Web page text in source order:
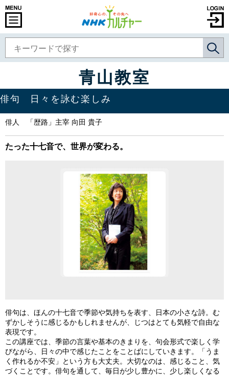
青山教室
俳句 日々を詠む楽しみ
俳人 「歴路」主宰 向田 貴子
たった十七音で、世界が変わる。
俳句は、ほんの十七音で季節や気持ちを表す、日本の小さな詩。む
ずかしそうに感じるかもしれませんが、じつはとても気軽で自由な
表現です。
この講座では、季節の言葉や基本のきまりを、句会形式で楽しく学
びながら、日々の中で感じたことをことばにしていきます。「うま
く作れるか不安」という方も大丈夫。大切なのは、感じること、気
づくことです。俳句を通して、毎日が少し豊かに、少し楽しくなる